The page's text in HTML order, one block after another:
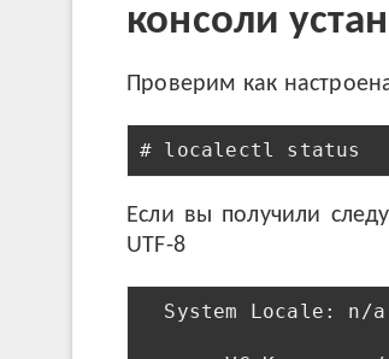
консоли
Проверим как
# localectl status
Если вы получили
UTF-8
  System Locale: n/a